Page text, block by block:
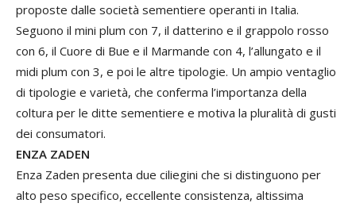
proposte dalle società sementiere operanti in Italia.
Seguono il mini plum con 7, il datterino e il grappolo rosso
con 6, il Cuore di Bue e il Marmande con 4, l’allungato e il
midi plum con 3, e poi le altre tipologie. Un ampio ventaglio
di tipologie e varietà, che conferma l’importanza della
coltura per le ditte sementiere e motiva la pluralità di gusti
dei consumatori.
ENZA ZADEN
Enza Zaden presenta due ciliegini che si distinguono per
alto peso specifico, eccellente consistenza, altissima